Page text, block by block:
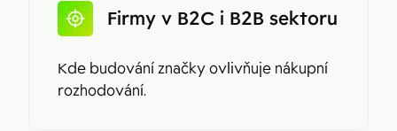
Firmy v B2C i B2B sektoru
Kde budování značky ovlivňuje nákupní
rozhodování.